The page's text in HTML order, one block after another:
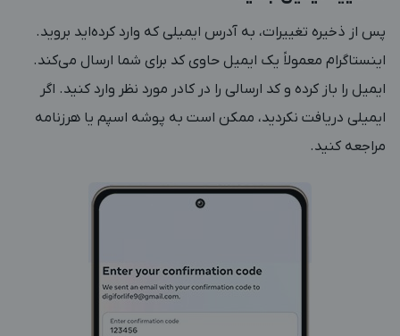
پس از ذخیره تغییرات، به آدرس ایمیلی که وارد کرده‌اید بروید.
اینستاگرام معمولاً یک ایمیل حاوی کد برای شما ارسال می‌کند.
ایمیل را باز کرده و کد ارسالی را در کادر مورد نظر وارد کنید. اگر
ایمیلی دریافت نکردید، ممکن است به پوشه اسپم یا هرزنامه
مراجعه کنید.